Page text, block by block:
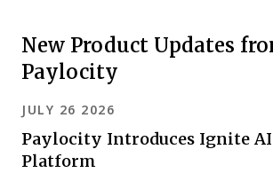
New Product Updates
Paylocity
JULY 26 2026
Paylocity Introduces Ignite
Platform